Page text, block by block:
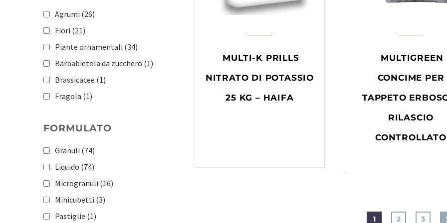
MULTI-K PRILLS
NITRATO DI POTASSIO
25 KG – HAIFA
MULTIGREEN
CONCIME PER
TAPPETO
RILASCIO
CONTROLLATO
1 2 3
Agrumi (26)
Fiori (21)
Piante ornamentali (34)
Barbabietola da zucchero (1)
Brassicacee (1)
Fragola (1)
Patata(1)
Pomacee e drupacee
Pomodoro
(183)
(181)
FORMULATO
Granuli (74)
Liquido (74)
Microgranuli (16)
Minicubetti (3)
Pastiglie (1)